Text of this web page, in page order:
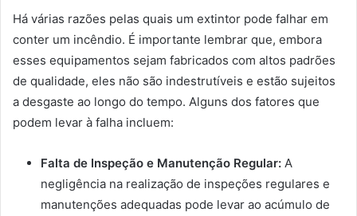
Há várias razões pelas quais um extintor pode falhar em
conter um incêndio. É importante lembrar que, embora
esses equipamentos sejam fabricados com altos padrões
de qualidade, eles não são indestrutíveis e estão sujeitos
a desgaste ao longo do tempo. Alguns dos fatores que
podem levar à falha incluem:
Falta de Inspeção e Manutenção Regular: A
negligência na realização de inspeções regulares e
manutenções adequadas pode levar ao acúmulo de